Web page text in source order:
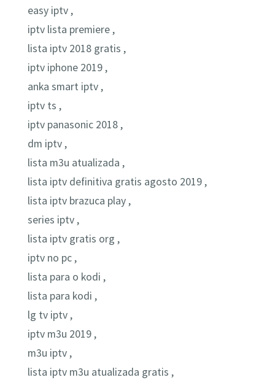
easy iptv ,
iptv lista premiere ,
lista iptv 2018 gratis ,
iptv iphone 2019 ,
anka smart iptv ,
iptv ts ,
iptv panasonic 2018 ,
dm iptv ,
lista m3u atualizada ,
lista iptv definitiva gratis agosto 2019 ,
lista iptv brazuca play ,
series iptv ,
lista iptv gratis org ,
iptv no pc ,
lista para o kodi ,
lista para kodi ,
lg tv iptv ,
iptv m3u 2019 ,
m3u iptv ,
lista iptv m3u atualizada gratis ,